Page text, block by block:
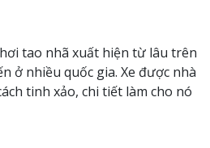
tao nhã xuất hiện từ lâu trên
ở nhiều quốc gia. Xe được nhà
tinh xảo, chi tiết làm cho nó